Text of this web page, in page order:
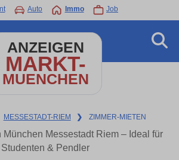
Auto Immo Job
ANZEIGEN
MARKT-
MUENCHEN
MESSESTADT-RIEM ❯ ZIMMER-MIETEN
München Messestadt Riem – Ideal für
Studenten & Pendler